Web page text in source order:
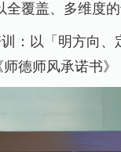
全覆盖、多维度
：以「明方向
德师风承诺书